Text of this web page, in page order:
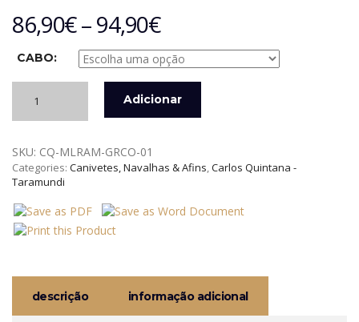
86,90€–94,90€
CABO:
NAVALHA
MELCHOR
RAMEADO
JC
QUINTANA
TARAMUNDI
Adicionar
SKU: CQ-MLRAM-GRCO-01
Categories: Canivetes, Navalhas & Afins,Carlos Quintana -
Taramundi
descrição informação adicional